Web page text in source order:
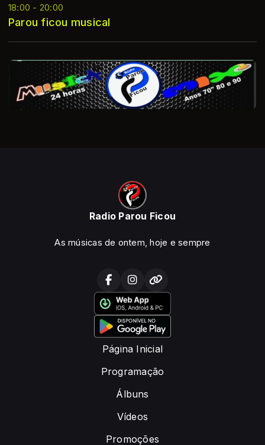
18:00 - 20:00
Parou ficou musical
Radio Parou Ficou
As músicas de ontem, hoje e sempre
Página Inicial
Programação
Álbuns
Vídeos
Promoções